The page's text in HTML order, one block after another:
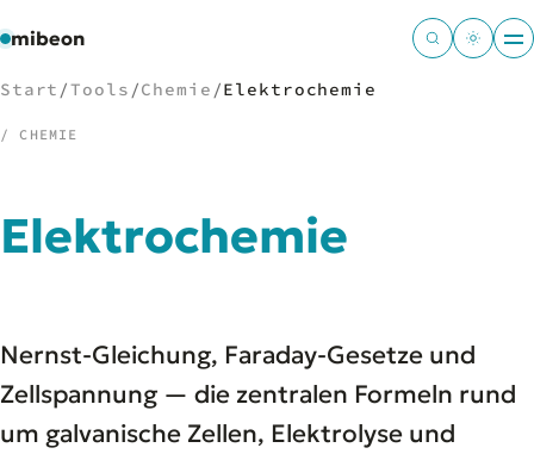
mibeon
Start
04Leistungen
05Docs
Tools
Start /Tools /Chemie /Elektrochemie
/ CHEMIE
Elektrochemie
Nernst-Gleichung, Faraday-Gesetze und
Zellspannung — die zentralen Formeln rund
um galvanische Zellen, Elektrolyse und